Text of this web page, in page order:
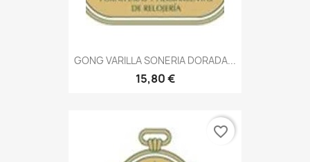
GONG VARILLA SONERIA DORADA...
15,80 €
favorite_border